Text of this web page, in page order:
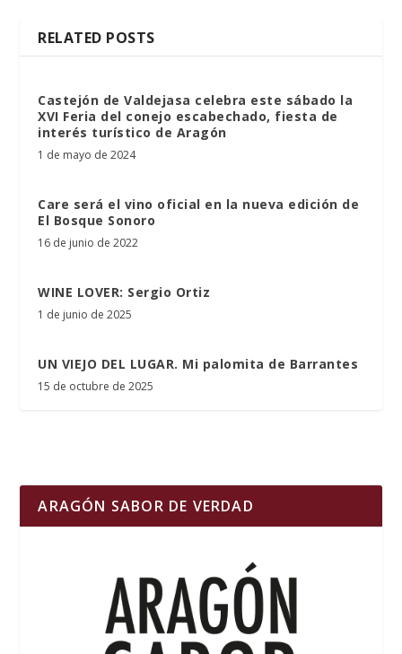
RELATED POSTS
Castejón de Valdejasa celebra este sábado la
XVI Feria del conejo escabechado, fiesta de
interés turístico de Aragón
1 de mayo de 2024
Care será el vino oficial en la nueva edición de
El Bosque Sonoro
16 de junio de 2022
WINE LOVER: Sergio Ortiz
1 de junio de 2025
UN VIEJO DEL LUGAR. Mi palomita de Barrantes
15 de octubre de 2025
ARAGÓN SABOR DE VERDAD